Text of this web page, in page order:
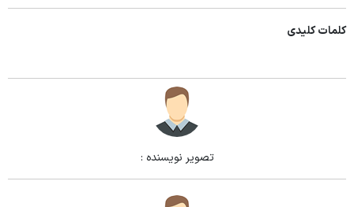
کلمات کلیدی
تصویر نویسنده :